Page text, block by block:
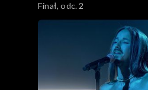
Finał, odc. 2